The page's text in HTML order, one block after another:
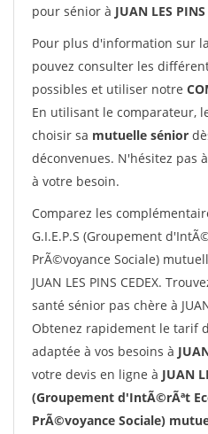
pour sénior à JUAN LES PINS
Pour plus d'information sur
pouvez consulter les
possibles et utiliser notre
En utilisant le comparateur,
choisir sa mutuelle sénior
déconvenues. N'hésitez pas
à votre besoin.
Comparez les
G.I.E.P.S (Groupement
PrÃ©voyance Sociale)
JUAN LES PINS CEDEX.
santé sénior pas chère à JUAN
Obtenez rapidement le tarif
adaptée à vos besoins à
votre devis en ligne à JUAN
(Groupement d'IntÃ©rÃªt
PrÃ©voyance Sociale)